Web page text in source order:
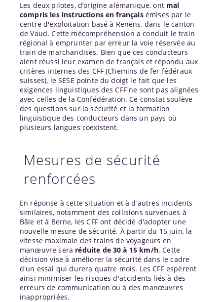
Les deux pilotes, d’origine alémanique, ont mal
compris les instructions en françaisémises par le
centre d'exploitation basé à Renens, dans le canton
de Vaud. Cette mécompréhension a conduit le train
régional à emprunter par erreur la voie réservée au
train de marchandises. Bien que ces conducteurs
aient réussi leur examen de français et répondu aux
critères internes des CFF (Chemins de fer fédéraux
suisses), le SESE pointe du doigt le fait que les
exigences linguistiques des CFF ne sont pas alignées
avec celles de la Confédération. Ce constat soulève
des questions sur la sécurité et la formation
linguistique des conducteurs dans un pays où
plusieurs langues coexistent.
Mesures de sécurité
renforcées
En réponse à cette situation et à d'autres incidents
similaires, notamment des collisions survenues à
Bâle et à Berne, les CFF ont décidé d'adopter une
nouvelle mesure de sécurité. À partir du 15 juin, la
vitesse maximale des trains de voyageurs en
manœuvre sera réduite de 30 à 15 km/h. Cette
décision vise à améliorer la sécurité dans le cadre
d'un essai qui durera quatre mois. Les CFF espèrent
ainsi minimiser les risques d'accidents liés à des
erreurs de communication ou à des manœuvres
inappropriées.